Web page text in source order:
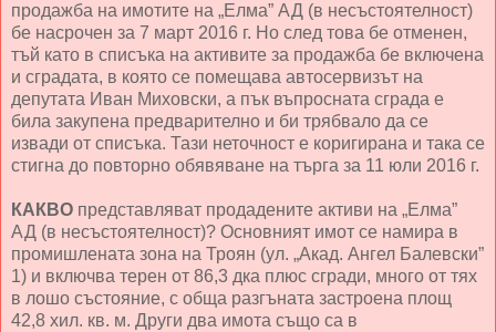
продажба на имотите на „Елма” АД (в несъстоятелност)
бе насрочен за 7 март 2016 г. Но след това бе отменен,
тъй като в списъка на активите за продажба бе включена
и сградата, в която се помещава автосервизът на
депутата Иван Миховски, а пък въпросната сграда е
била закупена предварително и би трябвало да се
извади от списъка. Тази неточност е коригирана и така се
стигна до повторно обявяване на търга за 11 юли 2016 г.
КАКВО представляват продадените активи на „Елма”
АД (в несъстоятелност)? Основният имот се намира в
промишлената зона на Троян (ул. „Акад. Ангел Балевски”
1) и включва терен от 86,3 дка плюс сгради, много от тях
в лошо състояние, с обща разгъната застроена площ
42,8 хил. кв. м. Други два имота също са в